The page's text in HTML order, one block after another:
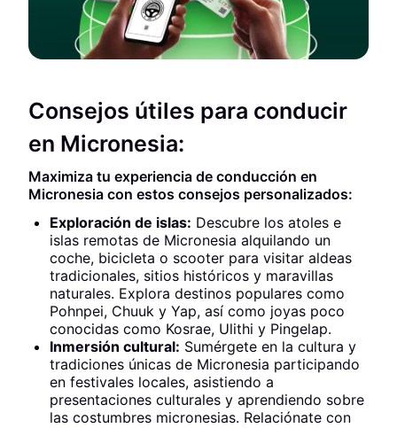
Consejos útiles para conducir
en Micronesia:
Maximiza tu experiencia de conducción en
Micronesia con estos consejos personalizados:
Exploración de islas: Descubre los atoles e
islas remotas de Micronesia alquilando un
coche, bicicleta o scooter para visitar aldeas
tradicionales, sitios históricos y maravillas
naturales. Explora destinos populares como
Pohnpei, Chuuk y Yap, así como joyas poco
conocidas como Kosrae, Ulithi y Pingelap.
Inmersión cultural: Sumérgete en la cultura y
tradiciones únicas de Micronesia participando
en festivales locales, asistiendo a
presentaciones culturales y aprendiendo sobre
las costumbres micronesias. Relaciónate con